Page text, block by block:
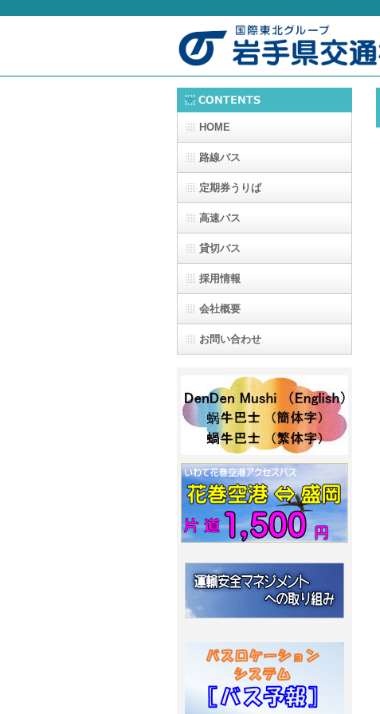
HOME
路線バス
定期券うりば
高速バス
貸切バス
採用情報
会社概要
お問い合わせ